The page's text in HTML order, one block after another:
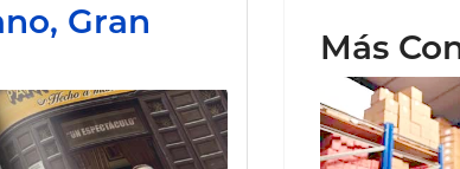
Gran
Más